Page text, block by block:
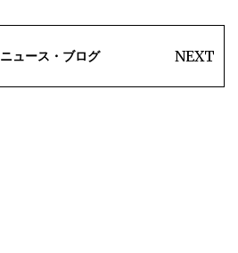
ニュース・ブログ NEXT